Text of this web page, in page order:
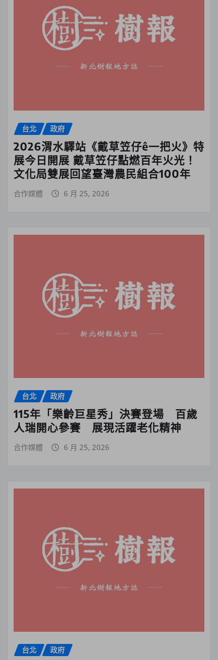
台北 政府
2026渭水驛站《戴草笠仔ê一把火》特
展今日開展 戴草笠仔點燃百年火光！
文化局雙展回望臺灣農民組合100年
合作媒體 6 月 25, 2026
台北 政府
115年「樂齡巨星秀」決賽登場 百歲
人瑞開心參賽 展現活躍老化精神
合作媒體 6 月 25, 2026
台北 政府